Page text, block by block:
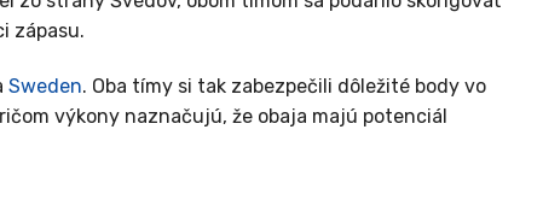
zápasu.
Sweden. Oba tímy si tak zabezpečili dôležité body vo
výkony naznačujú, že obaja majú potenciál